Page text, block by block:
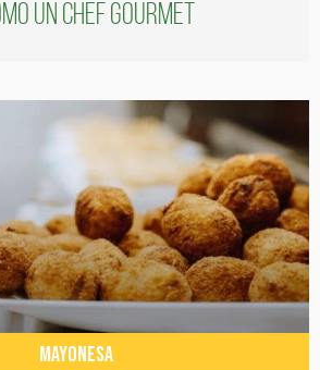
un chef gourmet
MAYONESA